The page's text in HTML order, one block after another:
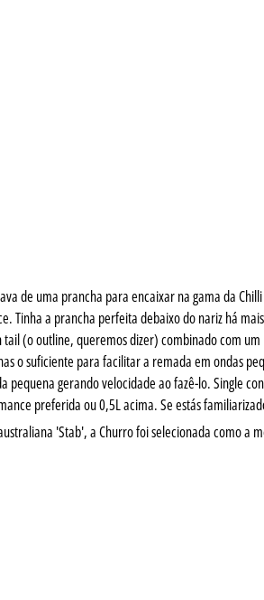
de uma prancha para encaixar na gama da
Tinha a prancha perfeita debaixo do nariz há
tail (o outline, queremos dizer) combinado com
o suficiente para facilitar a remada em ondas
pequena gerando velocidade ao fazê-lo. Single
preferida ou 0,5L acima. Se estás
'Stab', a Churro foi selecionada como a